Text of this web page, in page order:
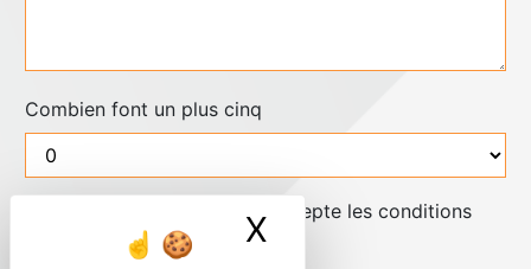
X Masquer le
Combien font un plus cinq
En cochant cette case, j'accepte les conditions
particulières ci-dessous **